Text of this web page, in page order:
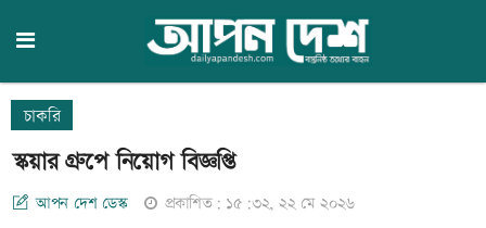
চাকরি
স্কয়ার গ্রুপে নিয়োগ বিজ্ঞপ্তি
আপন দেশ ডেস্ক প্রকাশিত: ১৫:৩২, ২২ মে ২০২৬